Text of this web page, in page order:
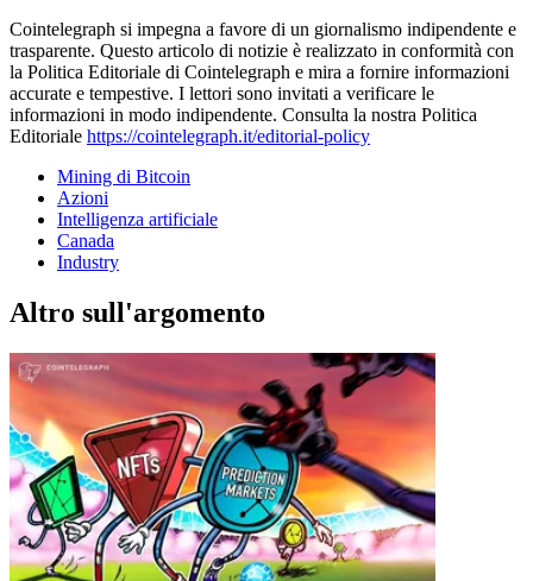
Cointelegraph si impegna a favore di un giornalismo indipendente e
trasparente. Questo articolo di notizie è realizzato in conformità con
la Politica Editoriale di Cointelegraph e mira a fornire informazioni
accurate e tempestive. I lettori sono invitati a verificare le
informazioni in modo indipendente. Consulta la nostra Politica
Editoriale https://cointelegraph.it/editorial-policy
Mining di Bitcoin
Azioni
Intelligenza artificiale
Canada
Industry
Altro sull'argomento